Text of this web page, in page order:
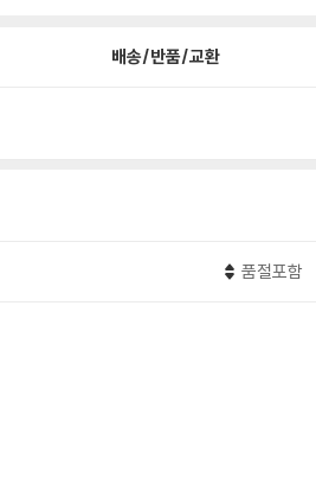
배송/반품/교환
품절포함